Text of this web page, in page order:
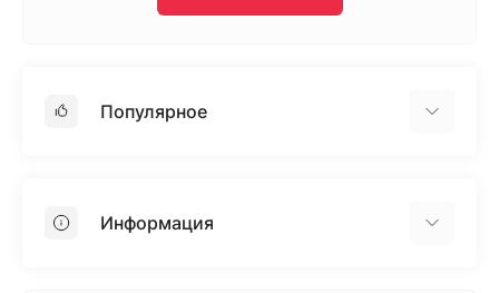
Популярное
ПенопластИнформация